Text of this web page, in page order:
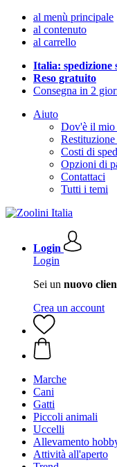
al menù principale
al contenuto
al carrello
Italia: spedizione
Reso gratuito
Consegna in 2
Aiuto
Dov'è il mio
Costi di
Opzioni di
Contattaci
Tutti i temi
Login
Login
Sei un nuovo
Crea un account
Marche
Cani
Gatti
Piccoli animali
Uccelli
Allevamento
Attività all'aperto